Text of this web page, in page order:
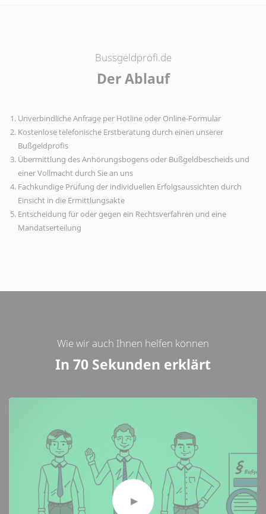
Bussgeldprofi.de
Der Ablauf
Unverbindliche Anfrage per Hotline oder Online-Formular
Kostenlose telefonische Erstberatung durch einen unserer
Bußgeldprofis
Übermittlung des Anhörungsbogens oder Bußgeldbescheids und
einer Vollmacht durch Sie an uns
Fachkundige Prüfung der individuellen Erfolgsaussichten durch
Einsicht in die Ermittlungsakte
Entscheidung für oder gegen ein Rechtsverfahren und eine
Mandatserteilung
Wie wir auch Ihnen helfen können
In 70 Sekunden erklärt
Dieser Inhalt kann aufgrund getroffener
Datenschutzentscheidungen (Consent Manager) hier nicht
eingebettet angezeigt werden.
Bitte ändern Sie Ihre Datenschutzentscheidung.
Den Inhalt direkt bei der Quelle ansehen